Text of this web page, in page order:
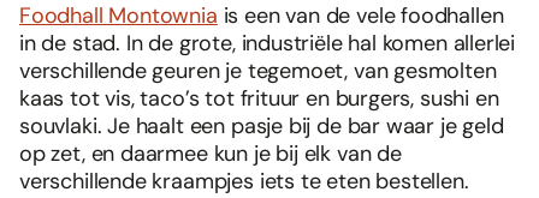
Foodhall Montownia is een van de vele foodhallen
in de stad. In de grote, industriële hal komen allerlei
verschillende geuren je tegemoet, van gesmolten
kaas tot vis, taco’s tot frituur en burgers, sushi en
souvlaki. Je haalt een pasje bij de bar waar je geld
op zet, en daarmee kun je bij elk van de
verschillende kraampjes iets te eten bestellen.